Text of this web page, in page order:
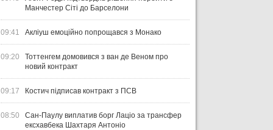
Манчестер Сіті до Барселони
09:41 Акліуш емоційно попрощався з Монако
09:20
Тоттенгем домовився з ван де Веном про
новий контракт
09:17 Костич підписав контракт з ПСВ
08:50
Сан-Паулу виплатив борг Лаціо за трансфер
ексхавбека Шахтаря Антоніо